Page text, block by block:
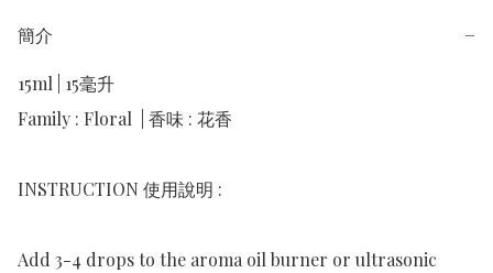
簡介 −
15ml | 15毫升
Family : Floral  | 香味 : 花香
INSTRUCTION 使用說明 :
Add 3-4 drops to the aroma oil burner or ultrasonic